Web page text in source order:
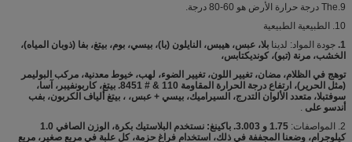
9.The درجة حرارة الأرض هو 60-80 درجة.
10. الطبيعية الطبيعية
1. جودة المواد: لدينا بلا، عبس، هيبس، النايلون (با)، بيسي، بوم، بيتغ، بفا (ذوبان المياه)،
الخشب، مرنة (تبو)، كونديكتابس،
توهج في الظلام، مضان، تغيير اللون، تغيير الضوء، لهب، خيوط معدنية، مركب البوليمر
(مثل الحرير)، ارتفاع درجة الحرارة المقاومة 110 & # 8451. بيتغ، كاربونفيبر، آسا،
سوفتبلا، متعدد الألوان التدرج، السيراميك، بيسي + عبس، ، بيتغ ألياف الكربون، بفب
أندسو على .
2. المواصفات:
1.75 و 3.003. باكينغ: نستخدم البلاستيك بكرة، الوزن الصافي 1.0
كيلوجرام، وضعنا المجففة في ذلك، استخدام فراغ حزمة، كل علبة في مربع صغير، مربع